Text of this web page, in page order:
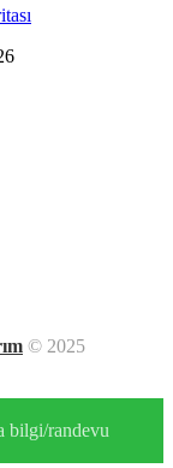
© 2025
bilgi/randevu